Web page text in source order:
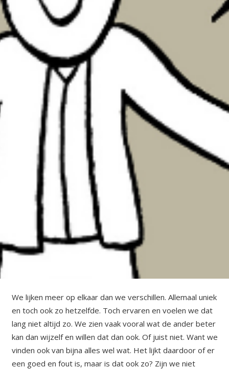
We lijken meer op elkaar dan we verschillen. Allemaal uniek
en toch ook zo hetzelfde. Toch ervaren en voelen we dat
lang niet altijd zo. We zien vaak vooral wat de ander beter
kan dan wijzelf en willen dat dan ook. Of juist niet. Want we
vinden ook van bijna alles wel wat. Het lijkt daardoor of er
een goed en fout is, maar is dat ook zo? Zijn we niet